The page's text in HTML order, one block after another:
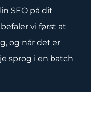
SEO på dit
vi først at
og når det er
sprog i en batch